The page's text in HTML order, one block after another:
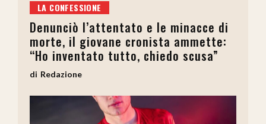
LA CONFESSIONE
Denunciò l’attentato e le minacce di
morte, il giovane cronista ammette:
“Ho inventato tutto, chiedo scusa”
Redazione